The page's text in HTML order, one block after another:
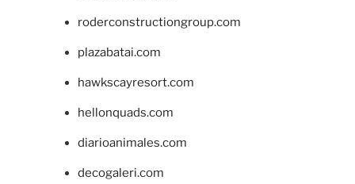
roderconstructiongroup.com
plazabatai.com
hawkscayresort.com
hellonquads.com
diarioanimales.com
decogaleri.com